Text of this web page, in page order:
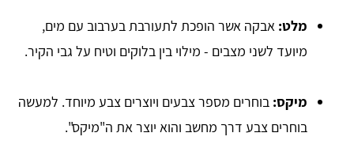
מלט: אבקה אשר הופכת לתעורבת בערבוב עם מים,
מיועד לשני מצבים - מילוי בין בלוקים וטיח על גבי הקיר.
מיקס: בוחרים מספר צבעים ויוצרים צבע מיוחד. למעשה
בוחרים צבע דרך מחשב והוא יוצר את ה"מיקס".